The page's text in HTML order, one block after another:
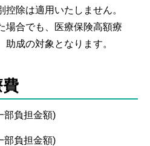
除は適用いたしません。
場合でも、医療保険高額療
成の対象となります。
部負担金額)
部負担金額)